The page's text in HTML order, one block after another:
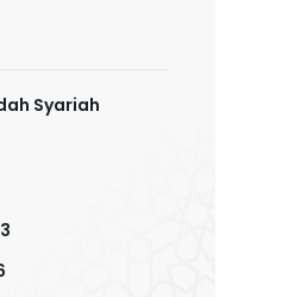
Syariah